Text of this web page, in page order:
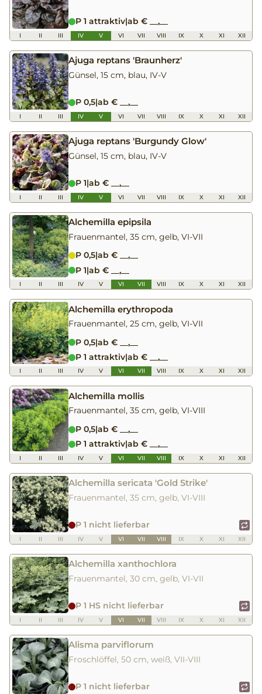
P 1 attraktiv|ab € __,__
I II III IV V VI VII VIII IX X XI XII
Ajuga reptans 'Braunherz'
Günsel, 15 cm, blau, IV-V
P 0,5|ab € __,__
I II III IV V VI VII VIII IX X XI XII
Ajuga reptans 'Burgundy Glow'
Günsel, 15 cm, blau, IV-V
P 1|ab € __,__
I II III IV V VI VII VIII IX X XI XII
Alchemilla epipsila
Frauenmantel, 35 cm, gelb, VI-VII
P 0,5|ab € __,__
P 1|ab € __,__
I II III IV V VI VII VIII IX X XI XII
Alchemilla erythropoda
Frauenmantel, 25 cm, gelb, VI-VII
P 0,5|ab € __,__
P 1 attraktiv|ab € __,__
I II III IV V VI VII VIII IX X XI XII
Alchemilla mollis
Frauenmantel, 35 cm, gelb, VI-VIII
P 0,5|ab € __,__
P 1 attraktiv|ab € __,__
I II III IV V VI VII VIII IX X XI XII
Alchemilla sericata 'Gold Strike'
Frauenmantel, 35 cm, gelb, VI-VIII
P 1 nicht lieferbar
I II III IV V VI VII VIII IX X XI XII
Alchemilla xanthochlora
Frauenmantel, 30 cm, gelb, VI-VII
P 1 HS nicht lieferbar
I II III IV V VI VII VIII IX X XI XII
Alisma parviflorum
Froschlöffel, 50 cm, weiß, VII-VIII
P 1 nicht lieferbar